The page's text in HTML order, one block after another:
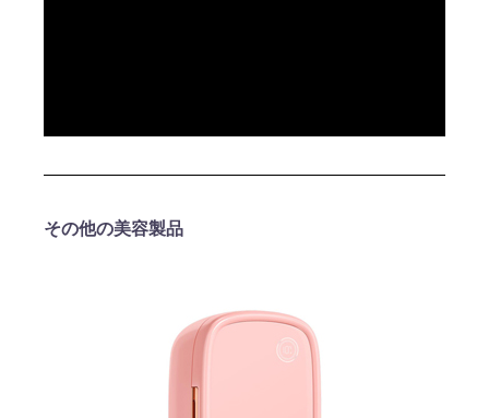
その他の美容製品